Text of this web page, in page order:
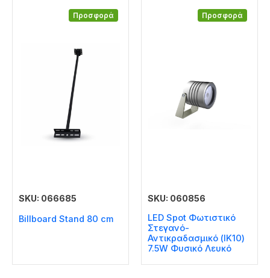
Προσφορά
SKU: 066685
Billboard Stand 80 cm
Προσφορά
SKU: 060856
LED Spot Φωτιστικό
Στεγανό-
Αντικραδασμικό (IK10)
7.5W Φυσικό Λευκό